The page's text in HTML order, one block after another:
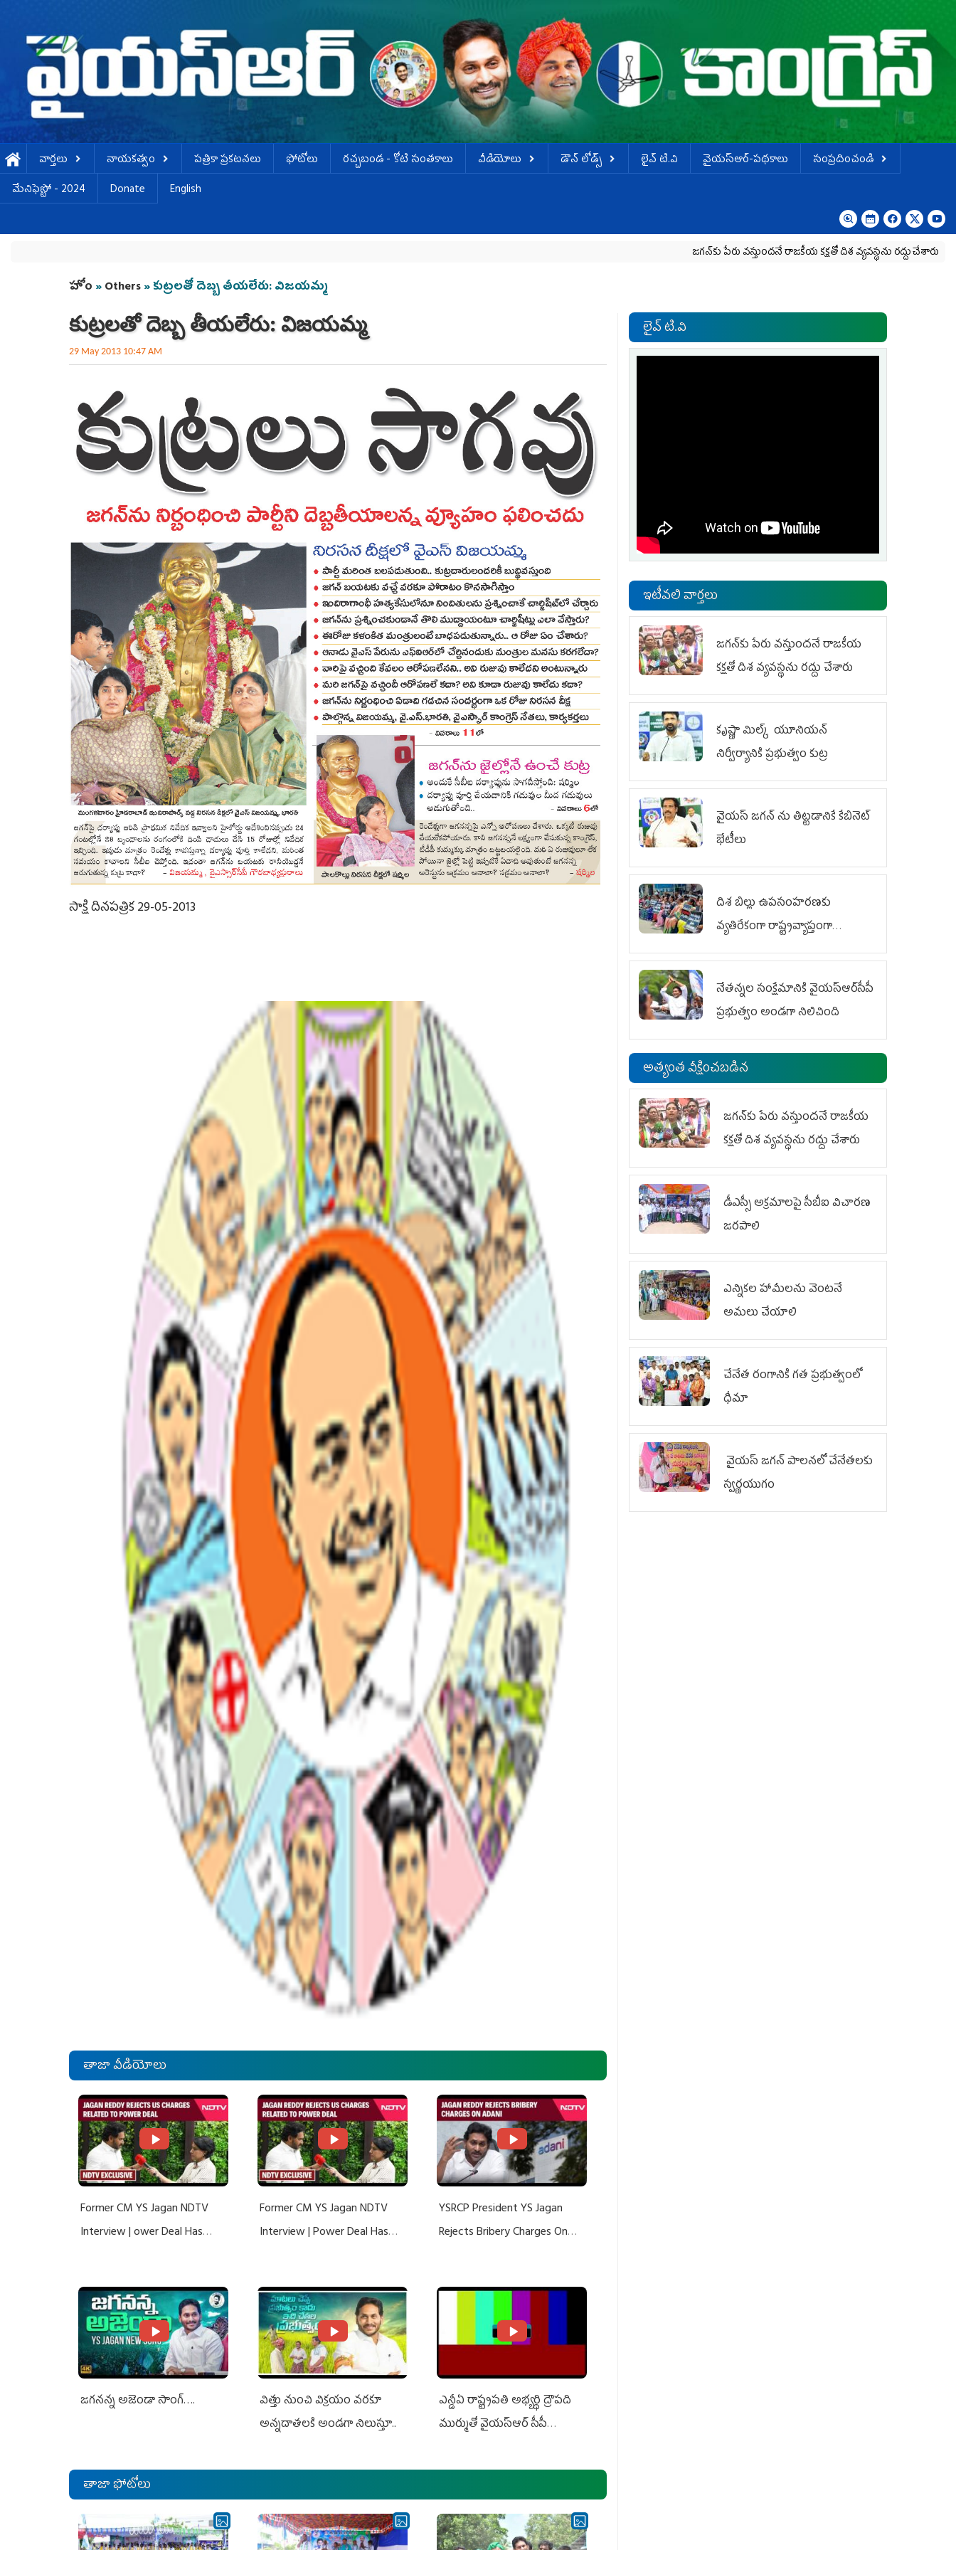
వార్తలు నాయకత్వం పత్రికా ప్రకటనలు ఫోటోలు ర‌చ్చ‌బండ‌ - కోటి సంత‌కాలు వీడియోలు డౌన్ లోడ్స్ లైవ్ టి.వి వైయస్ఆర్-పథకాలు
సంప్రదించండి
మేనిఫెస్టో - 2024
Donate English
జగన్‌కు పేరు వస్తుందనే రాజకీయ కక్షతో దిశ వ్య‌వ‌స్థ‌ను రద్దు చేశారు కృష్ణా మిల్క్‌
You are here
హోం »Others» కుట్రలతో దెబ్బ తీయలేరు: విజయమ్మ
కుట్రలతో దెబ్బ తీయలేరు: విజయమ్మ
29 May 2013 10:47 AM
సాక్షి దినపత్రిక 29-05-2013
తాజా వీడియోలు
Former CM YS Jagan NDTV
Interview | ower Deal Has
Former CM YS Jagan NDTV
Interview | Power Deal Has
YSRCP President YS Jagan
Rejects Bribery Charges On
జగనన్న అజెండా సాంగ్….
విత్తు నుంచి విక్రయం వరకూ
అన్నదాతలకి అండగా నిలుస్తూ..
ఎన్డీఏ రాష్ట్ర‌ప‌తి అభ్య‌ర్థి ద్రౌప‌ది
ముర్ముతో వైయ‌స్ఆర్ సీపీ
ఎమ్మెల్యేలు, ఎంపీల స‌మావేశం
తాజా ఫోటోలు
లైవ్ టి.వి
ఇటీవలి వార్తలు
జగన్‌కు పేరు వస్తుందనే రాజకీయ
కక్షతో దిశ వ్య‌వ‌స్థ‌ను రద్దు చేశారు
కృష్ణా మిల్క్‌ యూనియన్‌
నిర్వీర్యానికి ప్రభుత్వం కుట్ర
వైయ‌స్ జగన్‌ ను తిట్టడానికే కేబినెట్‌
భేటీలు
దిశ బిల్లు ఉపసంహరణకు
వ్యతిరేకంగా రాష్ట్రవ్యాప్తంగా
వైయ‌స్ఆర్‌సీపీ మహిళా విభాగం
నేతన్నల సంక్షేమానికి వైయ‌స్ఆర్‌సీపీ
ప్రభుత్వం అండగా నిలిచింది
అత్యంత వీక్షించబడిన
జగన్‌కు పేరు వస్తుందనే రాజకీయ
కక్షతో దిశ వ్య‌వ‌స్థ‌ను రద్దు చేశారు
డీఎస్సీ అక్రమాలపై సీబీఐ విచారణ
జరపాలి
ఎన్నికల హామీలను వెంటనే
అమలు చేయాలి
చేనేత రంగానికి గత ప్రభుత్వంలో
ధీమా
వైయ‌స్ జగన్ పాలనలో చేనేతలకు
స్వర్ణయుగం